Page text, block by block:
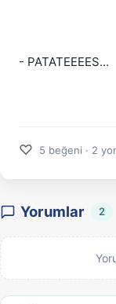
- PATATEEEES...
♡ 5 beğeni · 2
Yorumlar 2